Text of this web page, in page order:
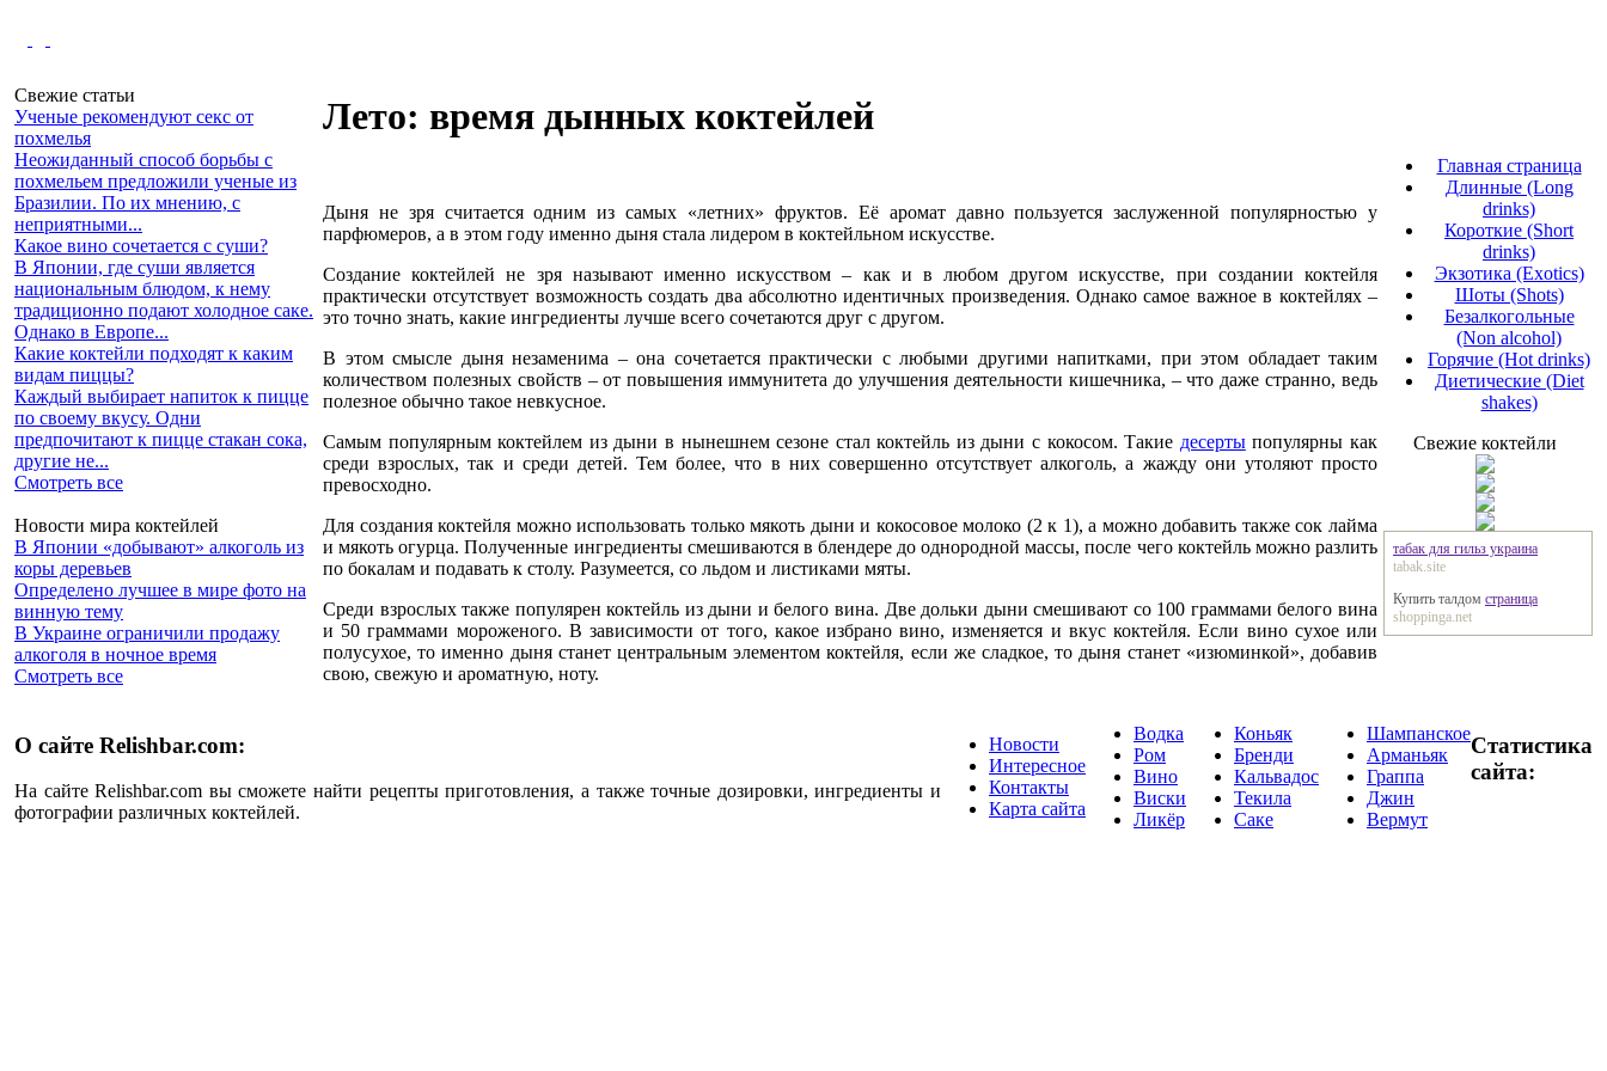
Свежие статьи
Ученые рекомендуют секс от
похмелья
Неожиданный способ борьбы с
похмельем предложили ученые из
Бразилии. По их мнению, с
неприятными...
Какое вино сочетается с суши?
В Японии, где суши является
национальным блюдом, к нему
традиционно подают холодное саке.
Однако в Европе...
Какие коктейли подходят к каким
видам пиццы?
Каждый выбирает напиток к пицце
по своему вкусу. Одни
предпочитают к пицце стакан сока,
другие не...
Смотреть все
Новости мира коктейлей
В Японии «добывают» алкоголь из
коры деревьев
Определено лучшее в мире фото на
винную тему
В Украине ограничили продажу
алкоголя в ночное время
Смотреть все
Лето: время дынных коктейлей
Дыня не зря считается одним из самых «летних» фруктов. Её аромат давно пользуется заслуженной популярностью у
парфюмеров, а в этом году именно дыня стала лидером в коктейльном искусстве.
Создание коктейлей не зря называют именно искусством – как и в любом другом искусстве, при создании коктейля
практически отсутствует возможность создать два абсолютно идентичных произведения. Однако самое важное в коктейлях –
это точно знать, какие ингредиенты лучше всего сочетаются друг с другом.
В этом смысле дыня незаменима – она сочетается практически с любыми другими напитками, при этом обладает таким
количеством полезных свойств – от повышения иммунитета до улучшения деятельности кишечника, – что даже странно, ведь
полезное обычно такое невкусное.
Самым популярным коктейлем из дыни в нынешнем сезоне стал коктейль из дыни с кокосом. Такие десертыпопулярны как
среди взрослых, так и среди детей. Тем более, что в них совершенно отсутствует алкоголь, а жажду они утоляют просто
превосходно.
Для создания коктейля можно использовать только мякоть дыни и кокосовое молоко (2 к 1), а можно добавить также сок лайма
и мякоть огурца. Полученные ингредиенты смешиваются в блендере до однородной массы, после чего коктейль можно разлить
по бокалам и подавать к столу. Разумеется, со льдом и листиками мяты.
Среди взрослых также популярен коктейль из дыни и белого вина. Две дольки дыни смешивают со 100 граммами белого вина
и 50 граммами мороженого. В зависимости от того, какое избрано вино, изменяется и вкус коктейля. Если вино сухое или
полусухое, то именно дыня станет центральным элементом коктейля, если же сладкое, то дыня станет «изюминкой», добавив
свою, свежую и ароматную, ноту.
Главная страница
Длинные (Long
drinks)
Короткие (Short
drinks)
Экзотика (Exotics)
Шоты (Shots)
Безалкогольные
(Non alcohol)
Горячие (Hot drinks)
Диетические (Diet
shakes)
Свежие коктейли
табак для гильз украина
tabak.site
Купить талдом страница
shoppinga.net
О сайте Relishbar.com:
На сайте Relishbar.com вы сможете найти рецепты приготовления, а также точные дозировки, ингредиенты и
фотографии различных коктейлей.
Новости
Интересное
Контакты
Карта сайта
Водка
Ром
Вино
Виски
Ликёр
Коньяк
Бренди
Кальвадос
Текила
Саке
Шампанское
Арманьяк
Граппа
Джин
Вермут
Статистика
сайта: